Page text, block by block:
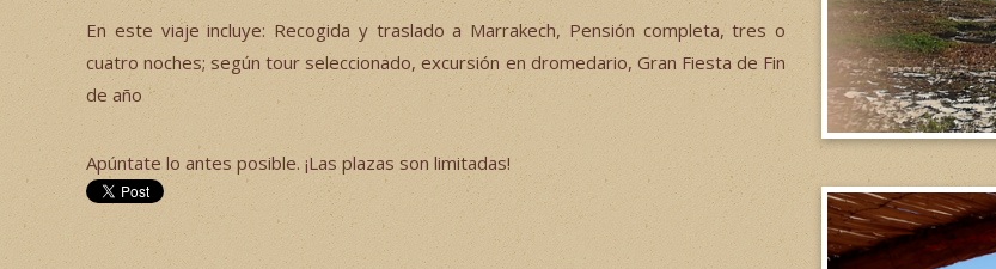
En este viaje incluye: Recogida y traslado a Marrakech, Pensión completa, tres o
cuatro noches; según tour seleccionado, excursión en dromedario, Gran Fiesta de Fin
de año
Apúntate lo antes posible. ¡Las plazas son limitadas!